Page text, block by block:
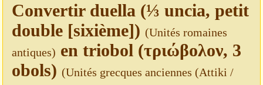
Convertir duella (⅓ uncia, petit
double [sixième]) (Unités romaines
antiques) en triobol (τριώβολον, 3
obols) (Unités grecques anciennes (Attiki /